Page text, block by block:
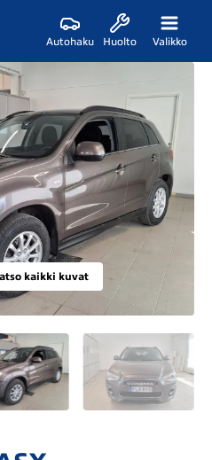
Autohaku Huolto Valikko
kaikki kuvat